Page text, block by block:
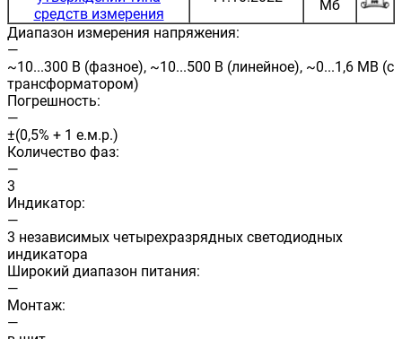
средств измерения
Мб
Диапазон измерения напряжения:
—
~10...300 В (фазное), ~10...500 В (линейное), ~0...1,6 МВ (с
трансформатором)
Погрешность:
—
±(0,5% + 1 е.м.р.)
Количество фаз:
—
3
Индикатор:
—
3 независимых четырехразрядных светодиодных
индикатора
Широкий диапазон питания:
—
Монтаж:
—